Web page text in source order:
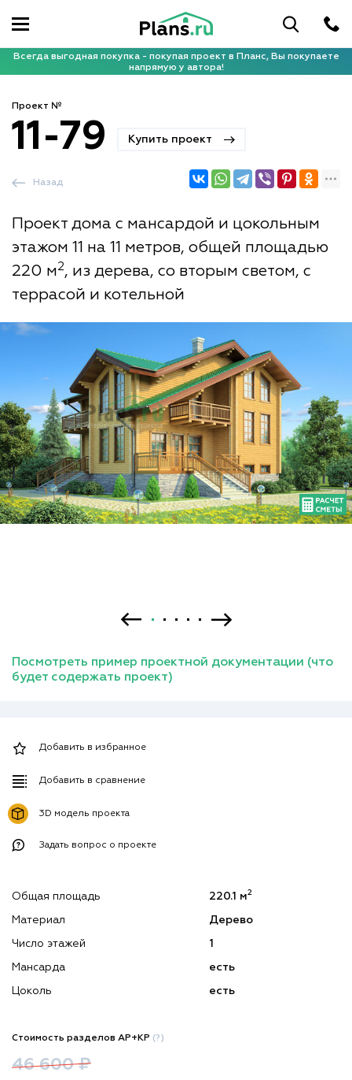
Всегда выгодная покупка - покупая проект в Планс, Вы покупаете
напрямую у автора!
Проект №
11-79 Купить проект
Проект дома с мансардой и цокольным
этажом 11 на 11 метров, общей площадью
220 м2, из дерева, со вторым светом, с
террасой и котельной
Назад
Посмотреть пример проектной документации (что
будет содержать проект)
Добавить в избранное
Добавить в сравнение
3D модель проекта
Задать вопрос о проекте
Общая площадь 220.1 м2
Материал Дерево
Число этажей 1
Мансарда есть
Цоколь есть
Стоимость разделов АР+КР (?)
46 600 ₽